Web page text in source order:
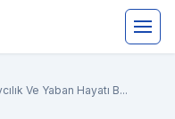
Ve Yaban Hayatı B...